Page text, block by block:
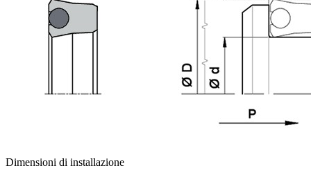
Dimensioni di installazione